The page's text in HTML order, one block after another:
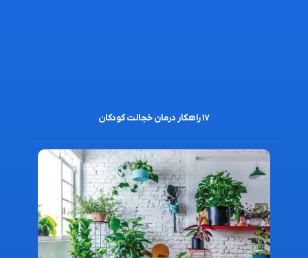
۱۷ راهکار درمان خجالت کودکان